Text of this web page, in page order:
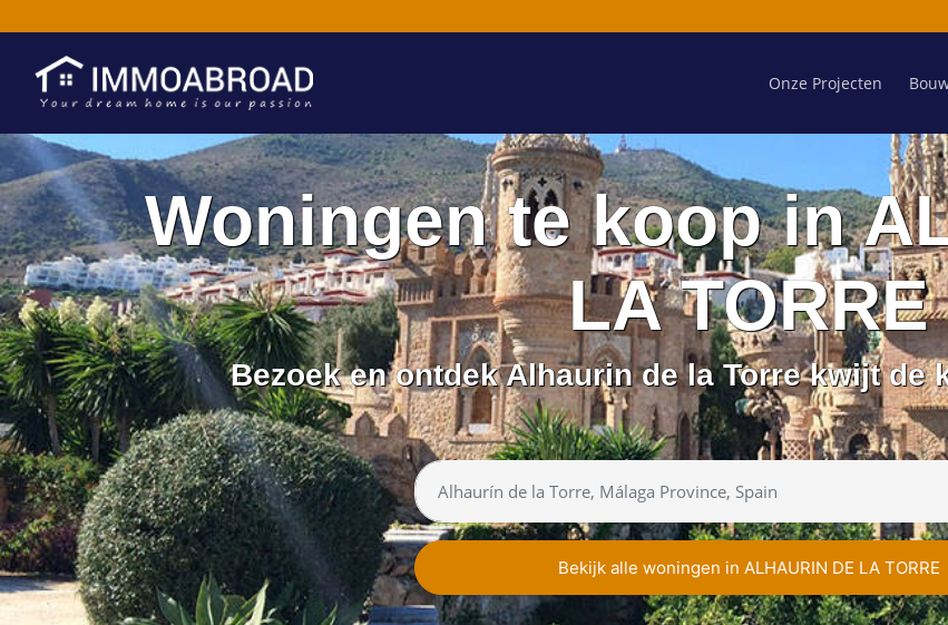
Onze Projecten
Woningen te koop in
LA TORRE
Bezoek en ontdek Alhaurin de la Torre kwijt de
Bekijk alle woningen in ALHAURIN DE LA TORRE